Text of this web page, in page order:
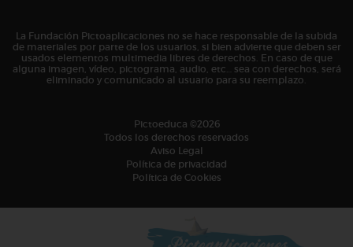
La Fundación Pictoaplicaciones no se hace responsable de la subida
de materiales por parte de los usuarios, si bien advierte que deben ser
usados elementos multimedia libres de derechos. En caso de que
alguna imagen, vídeo, pictograma, audio, etc… sea con derechos, será
eliminado y comunicado al usuario para su reemplazo.
Pictoeduca ©2026
Todos los derechos reservados
Aviso Legal
Política de privacidad
Política de Cookies